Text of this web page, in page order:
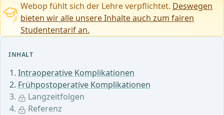
INHALT
Intraoperative Komplikationen
Frühpostoperative Komplikationen
Langzeitfolgen
Referenz
Webop fühlt sich der Lehre verpflichtet. Deswegen
bieten wir alle unsere Inhalte auch zum fairen
Studententarif an.